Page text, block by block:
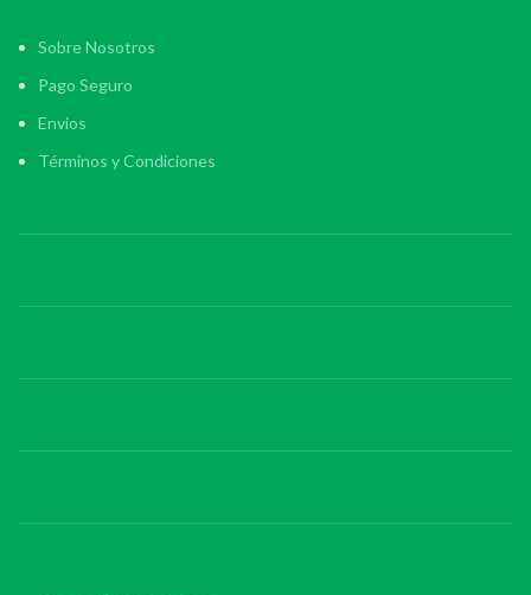
Sobre Nosotros
Pago Seguro
Envios
Términos y Condiciones